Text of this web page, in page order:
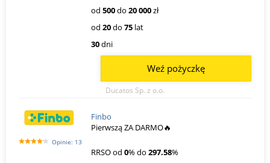
od 500do 20 000zł
od 20do 75 lat
30dni
Ducatos Sp. z o.o.
Weź pożyczkę
Opinie: 13
Finbo
Pierwszą ZA DARMO🔥
RRSO od 0% do 297.58%